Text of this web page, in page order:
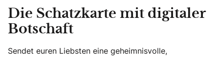
Die Schatzkarte mit digitaler
Botschaft
Sendet euren Liebsten eine geheimnisvolle,